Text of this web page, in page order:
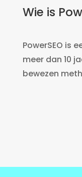
Wie is
PowerSEO is
meer dan 10
bewezen